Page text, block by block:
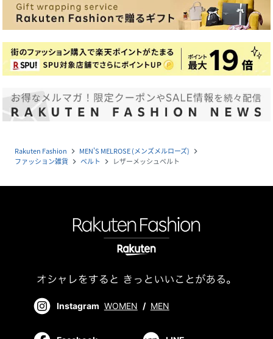
Rakuten Fashion navigate_next MEN'S MELROSE (メンズメルローズ) navigate_next
ファッション雑貨 navigate_next ベルト navigate_next レザーメッシュベルト
Instagram WOMEN / MEN